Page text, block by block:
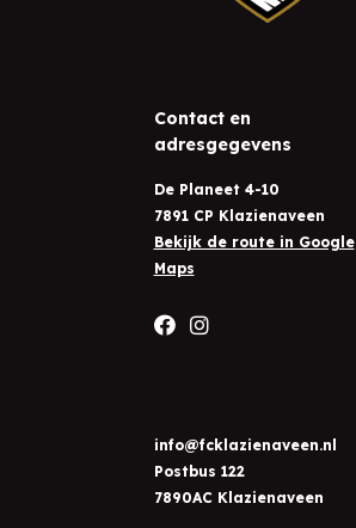
Contact en
adresgegevens
De Planeet 4-10
7891 CP Klazienaveen
Bekijk de route in Google
Maps
info@fcklazienaveen.nl
Postbus 122
7890AC Klazienaveen